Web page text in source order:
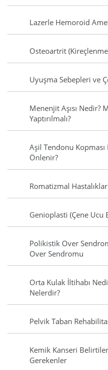
Lazerle Hemoroid
Osteoartrit
Uyuşma Sebepleri ve
Menenjit Aşısı Nedir?
Yaptırılmalı?
Aşil Tendonu
Önlenir?
Romatizmal
Genioplasti (Çene Ucu
Polikistik Over
Over Sendromu
Orta Kulak İltihabı
Nelerdir?
Pelvik Taban
Kemik Kanseri
Gerekenler